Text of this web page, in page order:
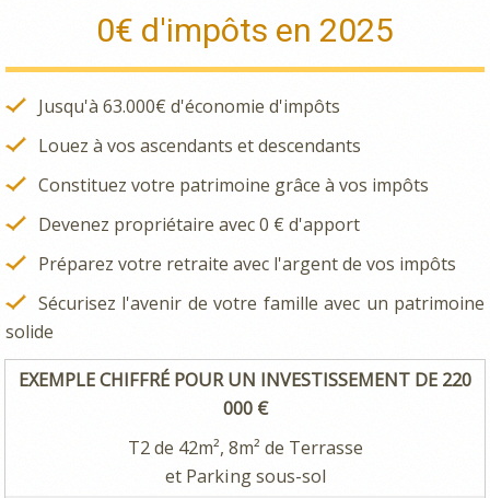
0€ d'impôts en 2025
Jusqu'à 63.000€ d'économie d'impôts
Louez à vos ascendants et descendants
Constituez votre patrimoine grâce à vos impôts
Devenez propriétaire avec 0 € d'apport
Préparez votre retraite avec l'argent de vos impôts
Sécurisez l'avenir de votre famille avec un patrimoine
solide
EXEMPLE CHIFFRÉ POUR UN INVESTISSEMENT DE 220
000 €
T2 de 42m², 8m² de Terrasse
et Parking sous-sol